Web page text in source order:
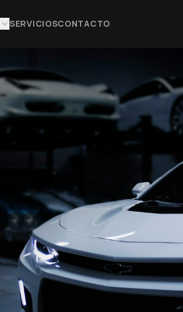
SERVICIOSCONTACTO